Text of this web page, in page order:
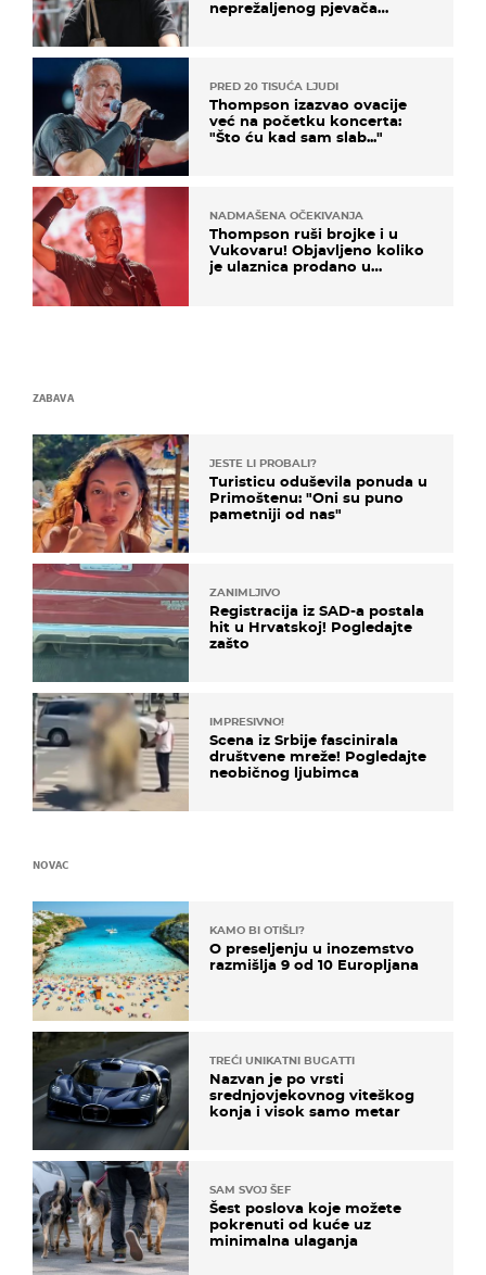
neprežaljenog pjevača
PRED 20 TISUĆA LJUDI
Thompson izazvao ovacije
već na početku koncerta:
"Što ću kad sam slab..."
NADMAŠENA OČEKIVANJA
Thompson ruši brojke i u
Vukovaru! Objavljeno koliko
je ulaznica prodano u
ZABAVA
JESTE LI PROBALI?
Turisticu oduševila ponuda u
Primoštenu: "Oni su puno
pametniji od nas"
ZANIMLJIVO
Registracija iz SAD-a postala
hit u Hrvatskoj! Pogledajte
zašto
IMPRESIVNO!
Scena iz Srbije fascinirala
društvene mreže! Pogledajte
neobičnog ljubimca
NOVAC
KAMO BI OTIŠLI?
O preseljenju u inozemstvo
razmišlja 9 od 10 Europljana
TREĆI UNIKATNI BUGATTI
Nazvan je po vrsti
srednjovjekovnog viteškog
konja i visok samo metar
SAM SVOJ ŠEF
Šest poslova koje možete
pokrenuti od kuće uz
minimalna ulaganja